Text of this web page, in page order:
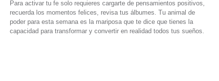
Para activar tu fe solo requieres cargarte de pensamientos positivos,
recuerda los momentos felices, revisa tus álbumes. Tu animal de
poder para esta semana es la mariposa que te dice que tienes la
capacidad para transformar y convertir en realidad todos tus sueños.